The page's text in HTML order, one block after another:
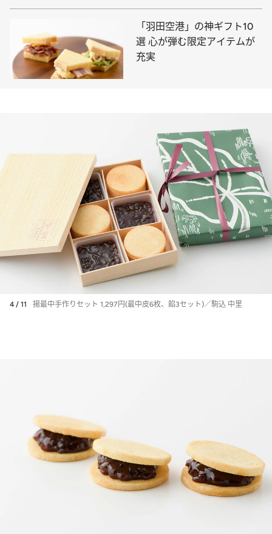
「羽田空港」の神ギフト10
選 心が弾む限定アイテムが
充実
4 / 11 揚最中手作りセット 1,297円(最中皮6枚、餡3セット)／駒込 中里